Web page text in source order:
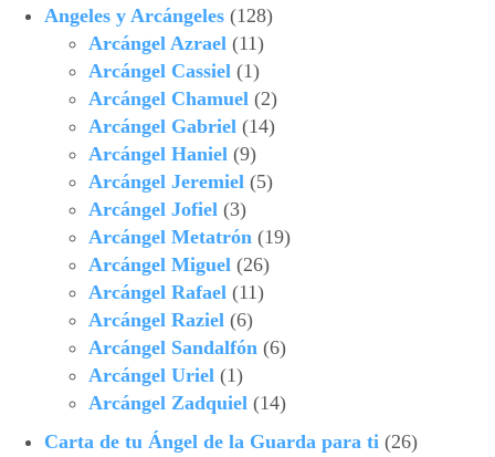
Angeles y Arcángeles (128)
Arcángel Azrael (11)
Arcángel Cassiel (1)
Arcángel Chamuel (2)
Arcángel Gabriel (14)
Arcángel Haniel (9)
Arcángel Jeremiel (5)
Arcángel Jofiel (3)
Arcángel Metatrón (19)
Arcángel Miguel (26)
Arcángel Rafael (11)
Arcángel Raziel (6)
Arcángel Sandalfón (6)
Arcángel Uriel (1)
Arcángel Zadquiel (14)
Carta de tu Ángel de la Guarda para ti (26)